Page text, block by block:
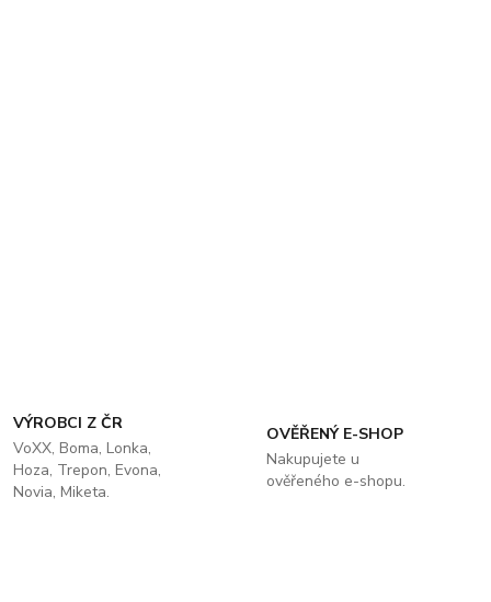
VÝROBCI Z ČR
VoXX, Boma, Lonka,
Hoza, Trepon, Evona,
Novia, Miketa.
OVĚŘENÝ E-SHOP
Nakupujete u
ověřeného e-shopu.